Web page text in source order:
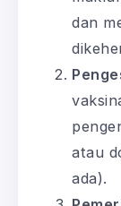
dan
atau
ada).